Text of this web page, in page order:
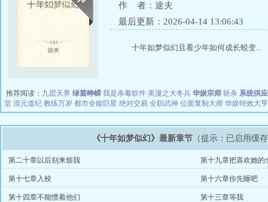
作 者：途夫
最后更新：2026-04-14 13:06:43
十年如梦似幻且看少年如何成长蜕变...
推荐阅读： 九层天界 绿茵峥嵘 我是杀毒软件 美漫之大冬兵 华娱宗师 斩杀 系统供
堂 混元道纪 教练万岁 都市全能巨星 绝对交易 全职武神 位面复制大师 华娱特效大亨
《十年如梦似幻》最新章节 （提示：已启用缓
第二十章以后别来烦我 第十九章把喜欢她的
第十七章入校 第十六章你先睡吧
第十四章不能惯着他们 第十三章等我